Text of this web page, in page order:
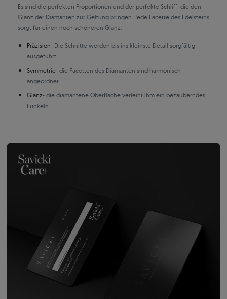
Es sind die perfekten Proportionen und der perfekte Schliff, die den
Glanz der Diamanten zur Geltung bringen. Jede Facette des Edelsteins
sorgt für einen noch schöneren Glanz.
Präzision- Die Schnitte werden bis ins kleinste Detail sorgfältig
ausgeführt.
Symmetrie- die Facetten des Diamanten sind harmonisch
angeordnet
Glanz- die diamantene Oberfläche verleiht ihm ein bezauberndes
Funkeln